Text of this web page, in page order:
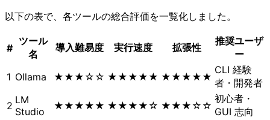
以下の表で、各ツールの総合評価を一覧化しました。
#
ツール
名
導入難易度 実行速度 拡張性
推奨ユーザ
ー
1 Ollama ★★★☆☆ ★★★★★ ★★★★★
CLI 経験
者・開発者
2 LM
Studio
★★★★★ ★★★★☆ ★★★☆☆
初心者・
GUI 志向